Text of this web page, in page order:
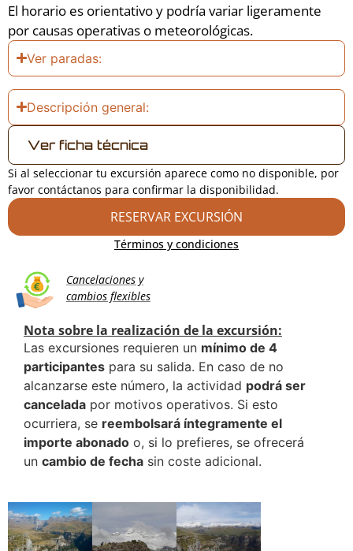
El horario es orientativo y podría variar ligeramente
por causas operativas o meteorológicas.
Ver paradas:
Descripción general:
Ver ficha técnica
Si al seleccionar tu excursión aparece como no disponible, por
favor contáctanos para confirmar la disponibilidad.
RESERVAR EXCURSIÓN
Términos y condiciones
Cancelaciones y
cambios flexibles
Nota sobre la realización de la excursión:
Las excursiones requieren un mínimo de 4
participantes para su salida. En caso de no
alcanzarse este número, la actividad podrá ser
cancelada por motivos operativos. Si esto
ocurriera, se reembolsará íntegramente el
importe abonado o, si lo prefieres, se ofrecerá
un cambio de fecha sin coste adicional.